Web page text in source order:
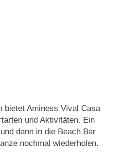
bietet Aminess Vival Casa
und Aktivitäten. Ein
dann in die Beach Bar
nochmal wiederholen.